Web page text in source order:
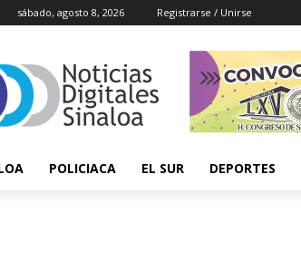
sábado, agosto 8, 2026 Registrarse / Unirse
POLICIACA EL SUR DEPORTES